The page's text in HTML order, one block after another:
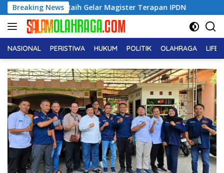
Langsung
ke
konten
Breaking News
Gelar Magister Terapan IPDN INTI PC Jombang
NASIONAL PERISTIWA HUKUM POLITIK OLAHRAGA